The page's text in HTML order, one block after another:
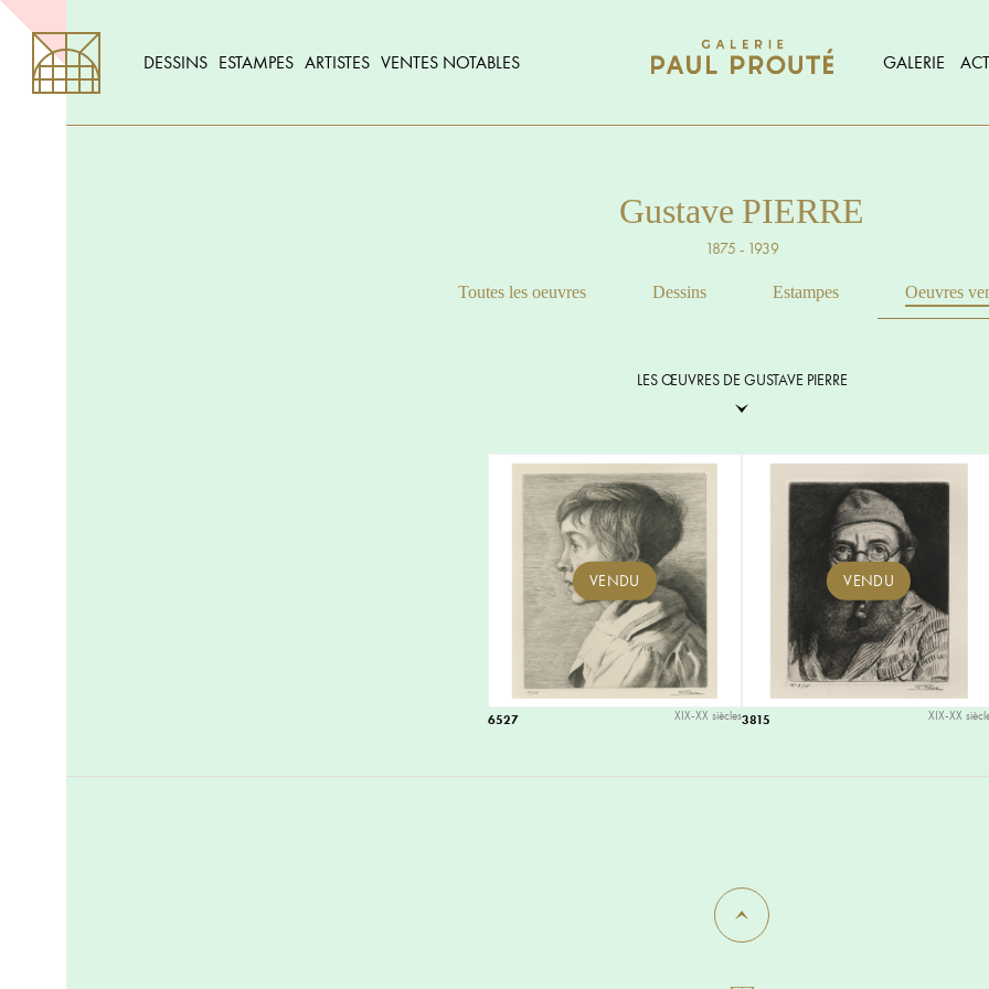
DESSINS ESTAMPES ARTISTES VENTES NOTABLES GALERIE
Gustave PIERRE
1875 - 1939
Toutes les oeuvres Dessins Estampes Oeuvres
LES ŒUVRES DE GUSTAVE PIERRE
VENDU
6527 XIX-XX siècles
VENDU
3815 XIX-XX